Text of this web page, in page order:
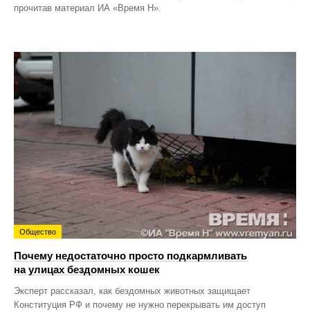
прочитав материал ИА «Время Н».
Общество
Почему недостаточно просто подкармливать
на улицах бездомных кошек
Эксперт рассказал, как бездомных животных защищает
Конституция РФ и почему не нужно перекрывать им доступ